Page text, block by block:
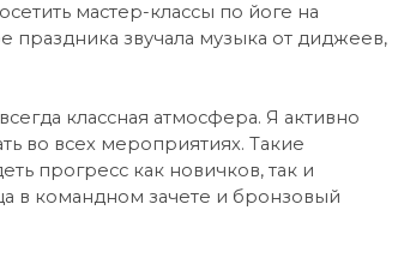
мастер-классы по йоге на
праздника звучала музыка от диджеев,
классная атмосфера. Я активно
во всех мероприятиях. Такие
прогресс как новичков, так и
в командном зачете и бронзовый